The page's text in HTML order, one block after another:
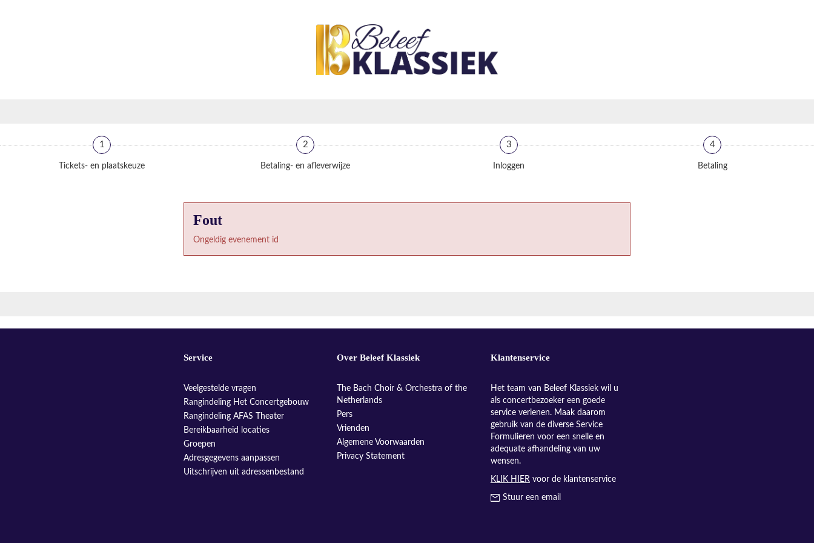
1
Tickets- en plaatskeuze
2
Betaling- en afleverwijze
3
Inloggen
4
Betaling
Fout
Ongeldig evenement id
Service
Veelgestelde vragen
Rangindeling Het Concertgebouw
Rangindeling AFAS Theater
Bereikbaarheid locaties
Groepen
Adresgegevens aanpassen
Uitschrijven uit adressenbestand
Over Beleef Klassiek
The Bach Choir & Orchestra of the
Netherlands
Pers
Vrienden
Algemene Voorwaarden
Privacy Statement
Klantenservice
Het team van Beleef Klassiek wil u
als concertbezoeker een goede
service verlenen. Maak daarom
gebruik van de diverse Service
Formulieren voor een snelle en
adequate afhandeling van uw
wensen.
KLIK HIERvoor de klantenservice
Stuur een email